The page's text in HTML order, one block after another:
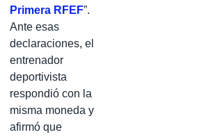
Primera RFEF”.
Ante esas
declaraciones, el
entrenador
deportivista
respondió con la
misma moneda y
afirmó que